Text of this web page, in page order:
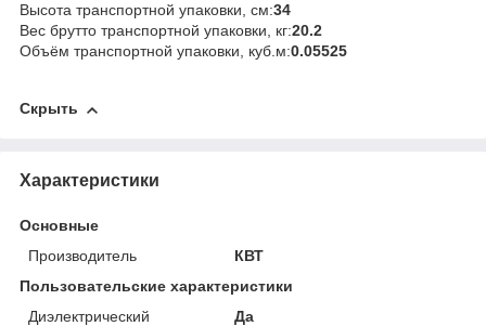
Высота транспортной упаковки, см:34
Вес брутто транспортной упаковки, кг:20.2
Объём транспортной упаковки, куб.м:0.05525
Скрыть
Характеристики
Основные
Производитель
КВТ
Пользовательские характеристики
Диэлектрический
Да